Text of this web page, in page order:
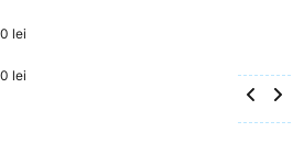
0 lei
0 lei